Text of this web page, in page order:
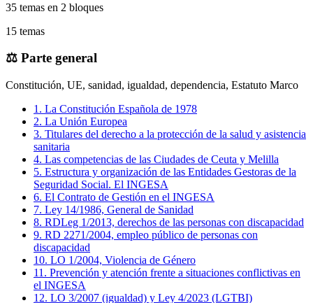
35 temas en 2 bloques
15 temas
⚖️ Parte general
Constitución, UE, sanidad, igualdad, dependencia, Estatuto Marco
1 . La Constitución Española de 1978
2. La Unión Europea
3. Titulares del derecho a la protección de la salud y asistencia
sanitaria
4. Las competencias de las Ciudades de Ceuta y Melilla
5. Estructura y organización de las Entidades Gestoras de la
Seguridad Social. El INGESA
6. El Contrato de Gestión en el INGESA
7. Ley 14/1986, General de Sanidad
8. RDLeg 1/2013, derechos de las personas con discapacidad
9. RD 2271/2004, empleo público de personas con
discapacidad
10. LO 1/2004, Violencia de Género
11 . Prevención y atención frente a situaciones conflictivas en
el INGESA
12. LO 3/2007 (igualdad) y Ley 4/2023 (LGTBI)